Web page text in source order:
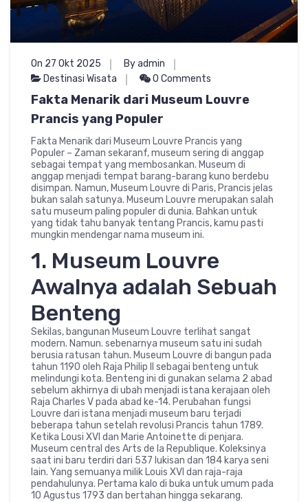
On 27 Okt 2025
By admin
Destinasi Wisata
0 Comments
Fakta Menarik dari Museum Louvre
Prancis yang Populer
Fakta Menarik dari Museum Louvre Prancis yang
Populer – Zaman sekaranf, museum sering di anggap
sebagai tempat yang membosankan. Museum di
anggap menjadi tempat barang-barang kuno berdebu
disimpan. Namun, Museum Louvre di Paris, Prancis jelas
bukan salah satunya. Museum Louvre merupakan salah
satu museum paling populer di dunia. Bahkan untuk
yang tidak tahu banyak tentang Prancis, kamu pasti
mungkin mendengar nama museum ini.
1. Museum Louvre
Awalnya adalah Sebuah
Benteng
Sekilas, bangunan Museum Louvre terlihat sangat
modern. Namun. sebenarnya museum satu ini sudah
berusia ratusan tahun. Museum Louvre di bangun pada
tahun 1190 oleh Raja Philip II sebagai benteng untuk
melindungi kota. Benteng ini di gunakan selama 2 abad
sebelum akhirnya di ubah menjadi istana kerajaan oleh
Raja Charles V pada abad ke-14. Perubahan fungsi
Louvre dari istana menjadi museum baru terjadi
beberapa tahun setelah revolusi Prancis tahun 1789.
Ketika Lousi XVI dan Marie Antoinette di penjara.
Museum central des Arts de la Republique. Koleksinya
saat ini baru terdiri dari 537 lukisan dan 184 karya seni
lain. Yang semuanya milik Louis XVI dan raja-raja
pendahulunya. Pertama kalo di buka untuk umum pada
10 Agustus 1793 dan bertahan hingga sekarang.